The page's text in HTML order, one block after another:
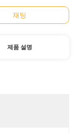
채팅
제품 설명